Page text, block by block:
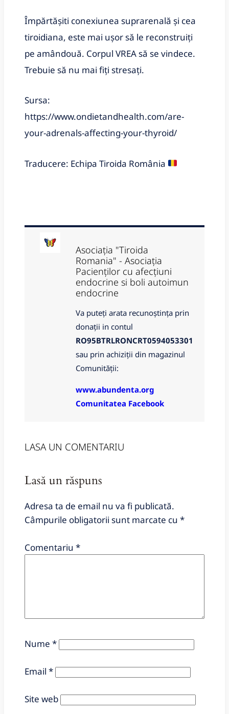
Împărtășiti conexiunea suprarenală și cea
tiroidiana, este mai ușor să le reconstruiți
pe amândouă. Corpul VREA să se vindece.
Trebuie să nu mai fiți stresați.
Sursa:
https://www.ondietandhealth.com/are-
your-adrenals-affecting-your-thyroid/
Traducere: Echipa Tiroida România
Asociația "Tiroida
Romania" - Asociația
Pacienților cu afecțiuni
endocrine si boli autoimun
endocrine
Va puteți arata recunoștința prin
donații in contul
RO95BTRLRONCRT0594053301
sau prin achiziții din magazinul
Comunității:
www.abundenta.org
Comunitatea Facebook
LASA UN COMENTARIU
Lasă un răspuns
Adresa ta de email nu va fi publicată.
Câmpurile obligatorii sunt marcate cu *
Comentariu *
Nume *
Email *
Site web